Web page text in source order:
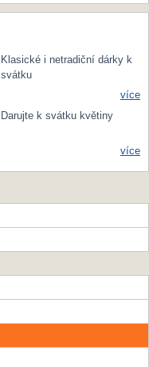
Klasické i netradiční dárky k
svátku
více
Darujte k svátku květiny
více